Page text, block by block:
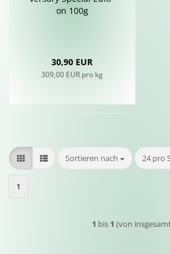
on 100g
30,90 EUR
309,00 EUR pro kg
Sortieren nach
Sortieren nach 24 pro
pro
1
1 bis 1 (von